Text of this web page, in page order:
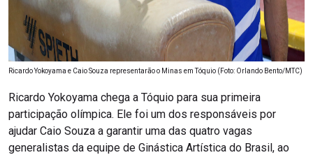
Ricardo Yokoyama e Caio Souza representarão o Minas em Tóquio (Foto: Orlando Bento/MTC)
Ricardo Yokoyama chega a Tóquio para sua primeira
participação olímpica. Ele foi um dos responsáveis por
ajudar Caio Souza a garantir uma das quatro vagas
generalistas da equipe de Ginástica Artística do Brasil, ao